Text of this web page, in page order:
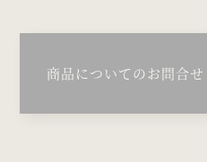
商品についてのお問合せ